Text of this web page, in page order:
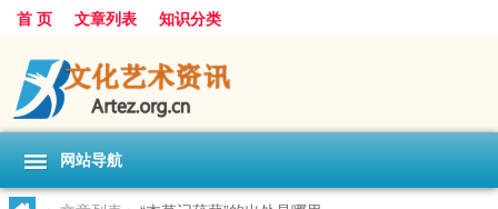
首 页 文章列表 知识分类
网站导航